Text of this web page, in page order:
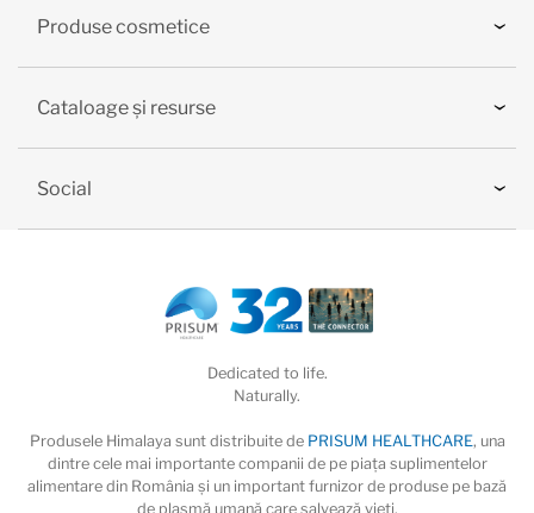
Produse cosmetice
Cataloage și resurse
Social
Dedicated to life.
Naturally.
Produsele Himalaya sunt distribuite de PRISUM HEALTHCARE, una
dintre cele mai importante companii de pe piaţa suplimentelor
alimentare din România și un important furnizor de produse pe bază
de plasmă umană care salvează vieţi.